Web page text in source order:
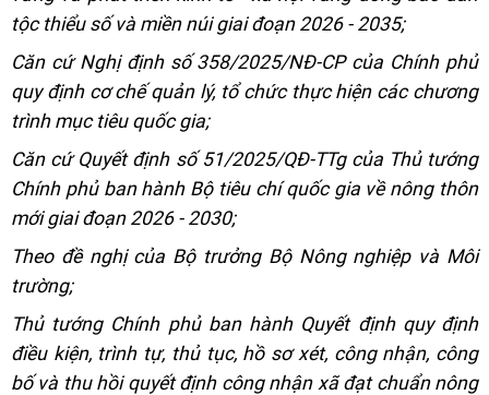
tộc thiểu số và miền núi giai đoạn 2026 - 2035;
Căn cứ Nghị định số 358/2025/NĐ-CP của Chính phủ
quy định cơ chế quản lý, tổ chức thực hiện các chương
trình mục tiêu quốc gia;
Căn cứ Quyết định số 51/2025/QĐ-TTg của Thủ tướng
Chính phủ ban hành Bộ tiêu chí quốc gia về nông thôn
mới giai đoạn 2026 - 2030;
Theo đề nghị của Bộ trưởng Bộ Nông nghiệp và Môi
trường;
Thủ tướng Chính phủ ban hành Quyết định quy định
điều kiện, trình tự, thủ tục, hồ sơ xét, công nhận, công
bố và thu hồi quyết định công nhận xã đạt chuẩn nông